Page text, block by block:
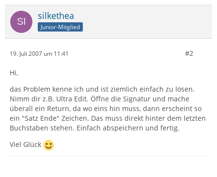
silkethea
Junior-Mitglied
19. Juli 2007 um 11:41 #2
Hi,
das Problem kenne ich und ist ziemlich einfach zu lösen.
Nimm dir z.B. Ultra Edit. Öffne die Signatur und mache
überall ein Return, da wo eins hin muss, dann erscheint so
ein "Satz Ende" Zeichen. Das muss direkt hinter dem letzten
Buchstaben stehen. Einfach abspeichern und fertig.
Viel Glück